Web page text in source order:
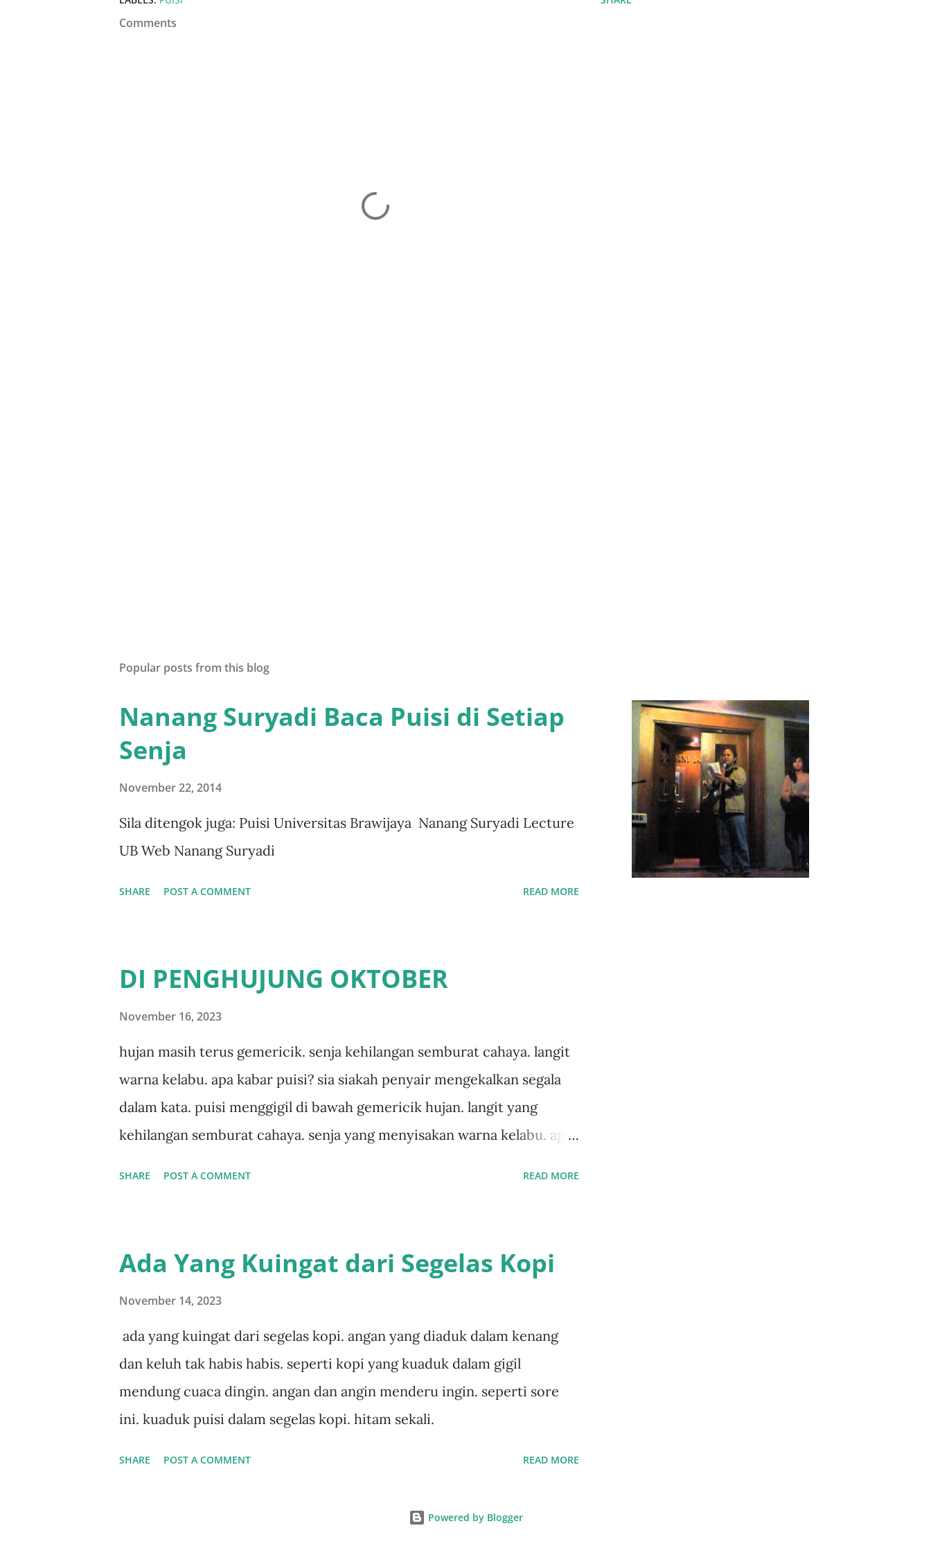
Comments
Popular posts from this blog
Nanang Suryadi Baca Puisi di Setiap
Senja
November 22, 2014
Sila ditengok juga: Puisi Universitas Brawijaya Nanang Suryadi Lecture
UB Web Nanang Suryadi
SHARE POST A COMMENT READ MORE
DI PENGHUJUNG OKTOBER
November 16, 2023
hujan masih terus gemericik. senja kehilangan semburat cahaya. langit
warna kelabu. apa kabar puisi? sia siakah penyair mengekalkan segala
dalam kata. puisi menggigil di bawah gemericik hujan. langit yang
kehilangan semburat cahaya. senja yang menyisakan warna kelabu. apa
SHARE POST A COMMENT READ MORE
Ada Yang Kuingat dari Segelas Kopi
November 14, 2023
ada yang kuingat dari segelas kopi. angan yang diaduk dalam kenang
dan keluh tak habis habis. seperti kopi yang kuaduk dalam gigil
mendung cuaca dingin. angan dan angin menderu ingin. seperti sore
ini. kuaduk puisi dalam segelas kopi. hitam sekali.
SHARE POST A COMMENT READ MORE
Powered by Blogger